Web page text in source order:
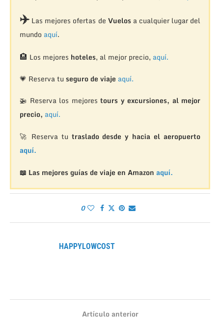
✈️Las mejores ofertas de Vuelosa cualquier lugar del
mundo aquí.
🏨 Los mejores hoteles, al mejor precio, aquí.
💗 Reserva tu seguro de viaje aquí.
🚁 Reserva los mejorestours y excursiones, al mejor
precio, aquí.
🚀 Reserva tu traslado desde y hacia el aeropuerto
aquí.
📖 Las mejores guías de viaje en Amazon aquí.
0
HAPPYLOWCOST
Artículo anterior